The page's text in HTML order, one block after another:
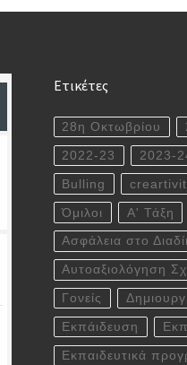
Ετικέτες
28η Οκτωβρίου
2022-23 2023-
Bulling
Όμιλοι Α' Τάξη
Ασφάλεια στο
Αυτοαξιολόγηση
Γονείς
Εκπάιδευση
Εκπαιδευτικά